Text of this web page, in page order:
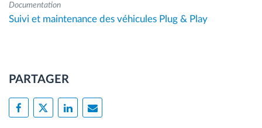
Documentation
Suivi et maintenance des véhicules Plug & Play
PARTAGER